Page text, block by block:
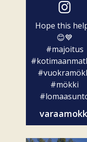
Hope this
😊💙
#majoitus
#mökki